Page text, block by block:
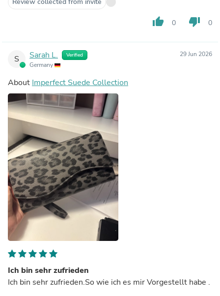
thumb_up 0 thumb_down 0
S Sarah L. Verified
Germany
29 Jun 2026
About Imperfect Suede Collection
Ich bin sehr zufrieden
Ich bin sehr zufrieden.So wie ich es mir Vorgestellt habe .